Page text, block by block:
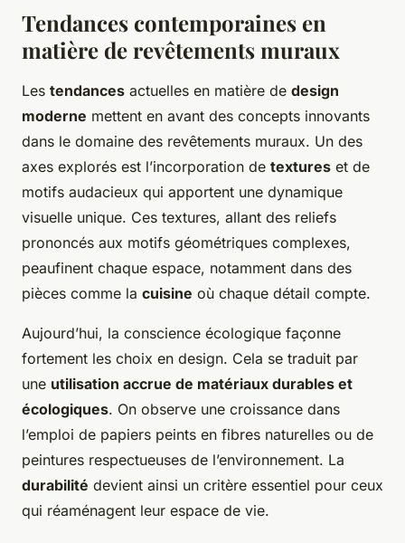
Tendances contemporaines en
matière de revêtements muraux
Les tendances actuelles en matière de design
moderne mettent en avant des concepts innovants
dans le domaine des revêtements muraux. Un des
axes explorés est l’incorporation de textures et de
motifs audacieux qui apportent une dynamique
visuelle unique. Ces textures, allant des reliefs
prononcés aux motifs géométriques complexes,
peaufinent chaque espace, notamment dans des
pièces comme la cuisine où chaque détail compte.
Aujourd’hui, la conscience écologique façonne
fortement les choix en design. Cela se traduit par
une utilisation accrue de matériaux durables et
écologiques. On observe une croissance dans
l’emploi de papiers peints en fibres naturelles ou de
peintures respectueuses de l’environnement. La
durabilité devient ainsi un critère essentiel pour ceux
qui réaménagent leur espace de vie.